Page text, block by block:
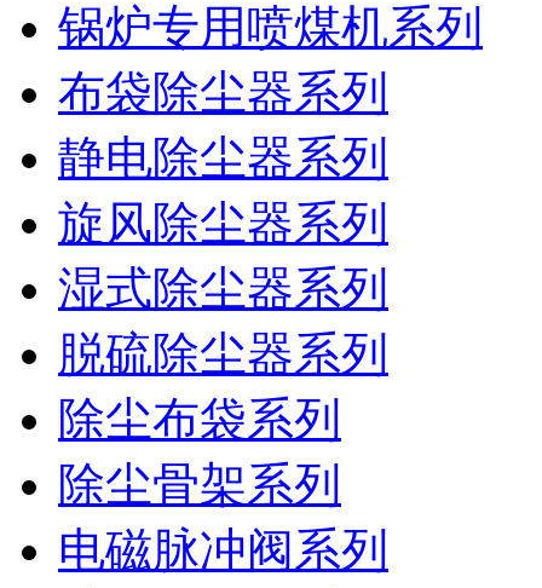
锅炉专用喷煤机系列
布袋除尘器系列
静电除尘器系列
旋风除尘器系列
湿式除尘器系列
脱硫除尘器系列
除尘布袋系列
除尘骨架系列
电磁脉冲阀系列